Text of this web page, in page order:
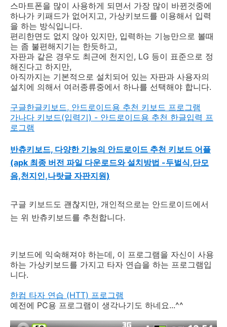
스마트폰을 많이 사용하게 되면서 가장 많이 바뀐것중에
하나가 키패드가 없어지고, 가상키보드를 이용해서 입력
을 하는 방식입니다.
편리한면도 없지 않아 있지만, 입력하는 기능만으로 볼때
는 좀 불편해지기는 한듯하고,
자판과 같은 경우도 최근에 천지인, LG 등이 표준으로 정
해진다고 하지만,
아직까지는 기본적으로 설치되어 있는 자판과 사용자의
설치에 의해서 여러종류중에서 하나를 선택해야 합니다.
구글한글키보드, 안드로이드용 추천 키보드 프로그램
가나다 키보드(입력기) - 안드로이드용 추천 한글입력 프
로그램
반츄키보드, 다양한 기능의 안드로이드 추천 키보드 어플
(apk 최종 버전 파일 다운로드와 설치방법 -두벌식,단모
음,천지인,나랏글 자판지원)
구글 키보드도 괜찮지만, 개인적으로는 안드로이드에서
는 위 반츄키보드를 추천합니다.
키보드에 익숙해져야 하는데, 이 프로그램을 자신이 사용
하는 가상키보드를 가지고 타자 연습을 하는 프로그램입
니다.
한컴 타자 연습 (HTT) 프로그램
예전에 PC용 프로그램이 생각나기도 하네요...^^